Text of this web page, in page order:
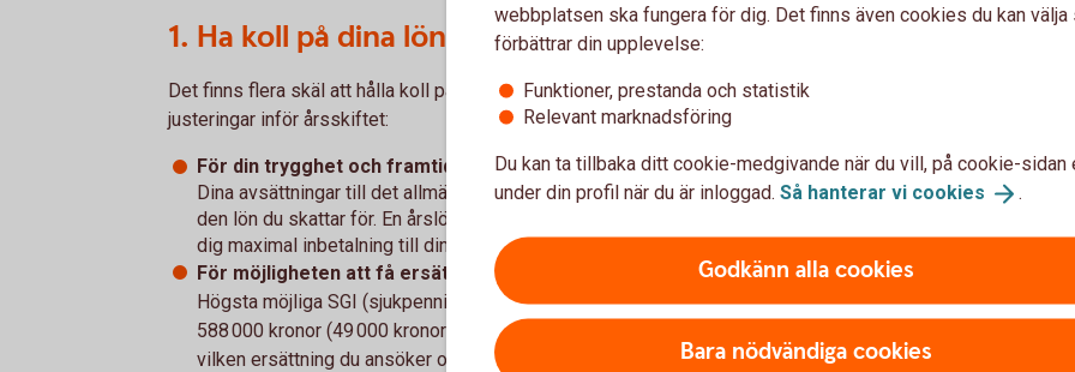
1. Ha koll på dina löneuttag
Det finns flera skäl att hålla koll på vad du tagit ut i lön under året och eventuellt göra
justeringar inför årsskiftet:
För din trygghet och framtida pension.
Dina avsättningar till det allmänna pensions- och försäkringssystemet grundar sig på
den lön du skattar för. En årslön på 650 442 kronor (cirka 54 204 kronor i månaden) ger
dig maximal inbetalning till din allmänna pension.
För möjligheten att få ersättning när du blir sjuk eller ska vara föräldraledig.
Högsta möjliga SGI (sjukpenningsgrundande inkomst) får du när du har en årslön på
588 000 kronor (49 000 kronor i månaden). Hur mycket du får i ersättning beror på
vilken ersättning du ansöker om hos Försäkringskassan.
webbplatsen ska fungera för dig. Det finns även cookies du kan välja
förbättrar din upplevelse:
Funktioner, prestanda och statistik
Relevant marknadsföring
Du kan ta tillbaka ditt cookie-medgivande när du vill, på cookie-sidan
under din profil när du är inloggad. Så hanterar vi cookies .
Godkänn alla cookies
Bara nödvändiga cookies